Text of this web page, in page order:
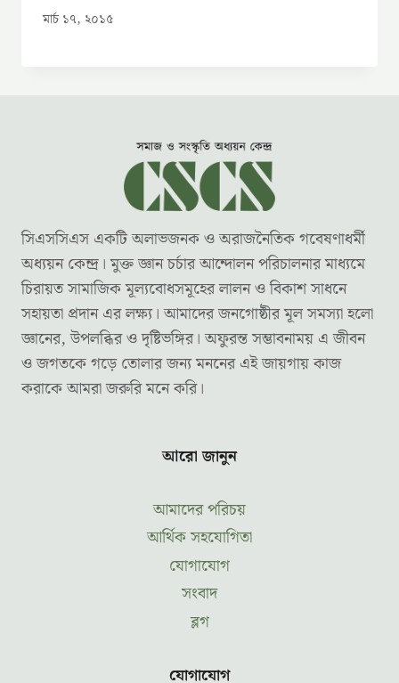
মার্চ ১৭, ২০১৫
সিএসসিএস একটি অলাভজনক ও অরাজনৈতিক গবেষণাধর্মী
অধ্যয়ন কেন্দ্র। মুক্ত জ্ঞান চর্চার আন্দোলন পরিচালনার মাধ্যমে
চিরায়ত সামাজিক মূল্যবোধসমূহের লালন ও বিকাশ সাধনে
সহায়তা প্রদান এর লক্ষ্য। আমাদের জনগোষ্ঠীর মূল সমস্যা হলো
জ্ঞানের, উপলব্ধির ও দৃষ্টিভঙ্গির। অফুরন্ত সম্ভাবনাময় এ জীবন
ও জগতকে গড়ে তোলার জন্য মননের এই জায়গায় কাজ
করাকে আমরা জরুরি মনে করি।
আরো জানুন
আমাদের পরিচয়
আর্থিক সহযোগিতা
যোগাযোগ
সংবাদ
ব্লগ
যোগাযোগ